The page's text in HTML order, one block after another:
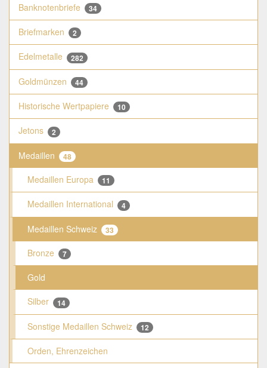
Banknotenbriefe 34
Briefmarken 2
Edelmetalle 282
Goldmünzen 44
Historische Wertpapiere 10
Jetons 2
Medaillen 48
Medaillen Europa 11
Medaillen International 4
Medaillen Schweiz 33
Bronze 7
Gold
Silber
14
Sonstige Medaillen Schweiz 12
Orden, Ehrenzeichen